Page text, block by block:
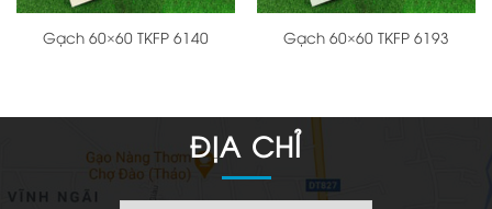
Gạch 60×60 TKFP 6140 Gạch 60×60 TKFP 6193
ĐỊA CHỈ